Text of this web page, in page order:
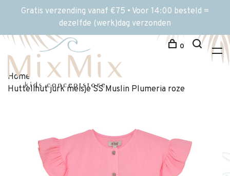
Gratis verzending vanaf €75 • Voor 14:00 besteld =
dezelfde (werk)dag verzonden
0
Home
Huttelihut jurk meisje SS Muslin Plumeria roze